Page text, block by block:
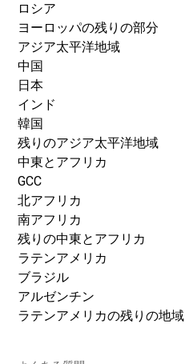
ロシア
ヨーロッパの残りの部分
アジア太平洋地域
中国
日本
インド
韓国
残りのアジア太平洋地域
中東とアフリカ
GCC
北アフリカ
南アフリカ
残りの中東とアフリカ
ラテンアメリカ
ブラジル
アルゼンチン
ラテンアメリカの残りの地域